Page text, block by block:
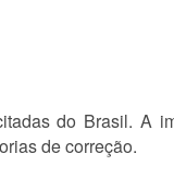
do Brasil. A
de correção.